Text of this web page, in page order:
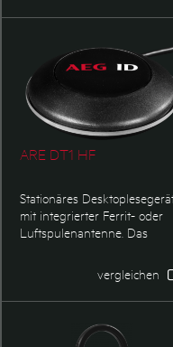
ARE DT1 HF
Stationäres
mit integrierter Ferrit- oder
Luftspulenantenne. Das
HID Schnittstelle. Das 3D-
Logo ist individuell
vergleichen